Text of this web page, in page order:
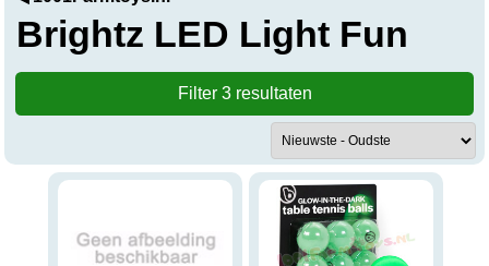
Brightz LED Light Fun
Filter 3 resultaten